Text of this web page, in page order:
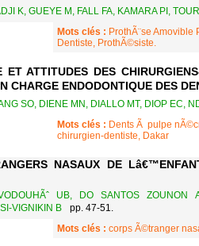
K, GUEYE M, FALL FA, KAMARA PI,
Mots clés : ProthÃ¨se
Dentiste, ProthÃ©siste.
ET ATTITUDES DES
CHARGE ENDODONTIQUE DES
SO, DIENE MN, DIALLO MT, DIOP EC,
Mots clés : Dents Ã pulpe
chirurgien-dentiste, Dakar
NASAUX DE
UB, DO SANTOS ZOUNON
VIGNIKIN B
pp. 47-51.
Mots clés : corps Ã©tranger